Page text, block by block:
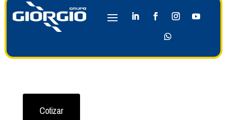
Cotizar